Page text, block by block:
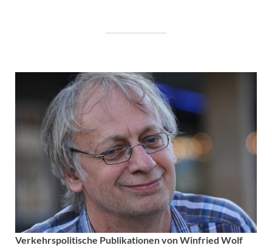
Verkehrspolitische Publikationen von Winfried Wolf